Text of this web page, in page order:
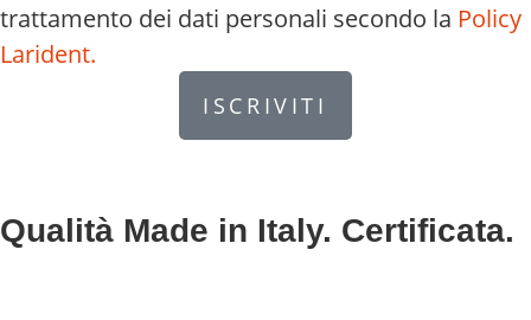
trattamento dei dati personali secondo la Policy
Larident.
ISCRIVITI
Qualità Made in Italy. Certificata.